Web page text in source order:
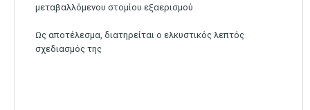
μεταβαλλόμενου στομίου εξαερισμού
Ως αποτέλεσμα, διατηρείται ο ελκυστικός λεπτός
σχεδιασμός της